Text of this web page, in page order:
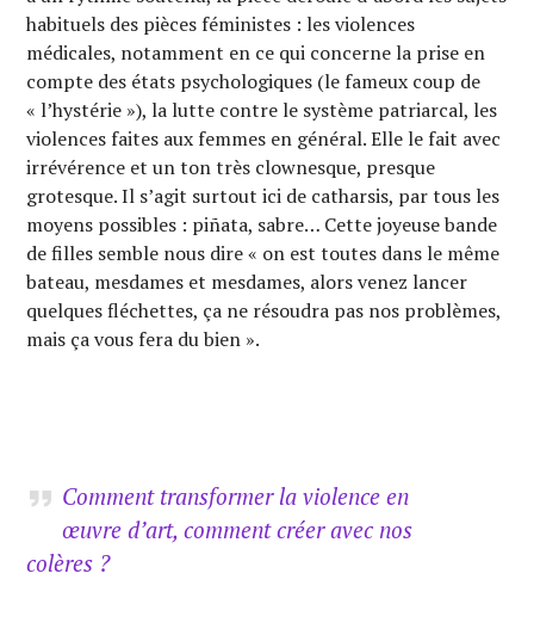
habituels des pièces féministes : les violences
médicales, notamment en ce qui concerne la prise en
compte des états psychologiques (le fameux coup de
« l’hystérie »), la lutte contre le système patriarcal, les
violences faites aux femmes en général. Elle le fait avec
irrévérence et un ton très clownesque, presque
grotesque. Il s’agit surtout ici de catharsis, par tous les
moyens possibles : piñata, sabre… Cette joyeuse bande
de filles semble nous dire « on est toutes dans le même
bateau, mesdames et mesdames, alors venez lancer
quelques fléchettes, ça ne résoudra pas nos problèmes,
mais ça vous fera du bien ».
Comment transformer la violence en
œuvre d’art, comment créer avec nos
colères ?